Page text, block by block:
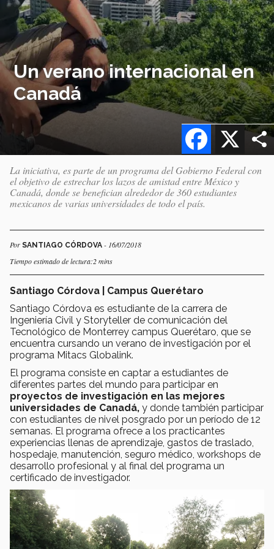
Un verano internacional en
Canadá
X
Facebook
La iniciativa, es parte de un programa del Gobierno Federal con
el objetivo de estrechar los lazos de amistad entre México y
Canadá, donde se benefician alrededor de 360 estudiantes
mexicanos de varias universidades de todo el país.
Por SANTIAGO CÓRDOVA - 16/07/2018
Tiempo estimado de lectura:2 mins
Santiago Córdova | Campus Querétaro
Santiago Córdova es estudiante de la carrera de
Ingeniería Civil y Storyteller de comunicación del
Tecnológico de Monterrey campus Querétaro, que se
encuentra cursando un verano de investigación por el
programa Mitacs Globalink.
El programa consiste en captar a estudiantes de
diferentes partes del mundo para participar en
proyectos de investigación en las mejores
universidades de Canadá, y donde también participar
con estudiantes de nivel posgrado por un período de 12
semanas. El programa ofrece a los practicantes
experiencias llenas de aprendizaje, gastos de traslado,
hospedaje, manutención, seguro médico, workshops de
desarrollo profesional y al final del programa un
certificado de investigador.